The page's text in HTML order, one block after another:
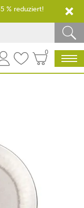
0
% reduziert!